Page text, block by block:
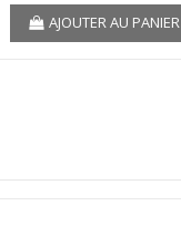
AJOUTER AU PANIER